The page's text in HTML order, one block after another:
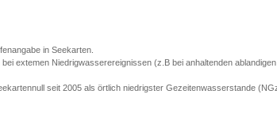
in Seekarten.
extemen Niedrigwasserereignissen (z.B bei anhaltenden
seit 2005 als örtlich niedrigster Gezeitenwasserstande